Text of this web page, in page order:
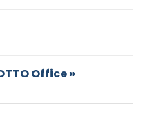
Office »